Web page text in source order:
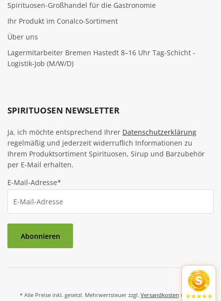
Spirituosen-Großhandel für die Gastronomie
Ihr Produkt im Conalco-Sortiment
Über uns
Lagermitarbeiter Bremen Hastedt 8–16 Uhr Tag-Schicht -
Logistik-Job (M/W/D)
SPIRITUOSEN NEWSLETTER
Ja, ich möchte entsprechend Ihrer Datenschutzerklärung
regelmäßig und jederzeit widerruflich Informationen zu
Ihrem Produktsortiment Spirituosen, Sirup und Barzubehör
per E-Mail erhalten.
E-Mail-Adresse*
Abonnieren
* Alle Preise inkl. gesetzl. Mehrwertsteuer zzgl. Versandkosten und ggf.